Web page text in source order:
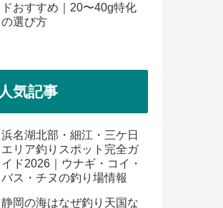
ドおすすめ｜20〜40g特化
の選び方
人気記事
浜名湖北部・細江・三ケ日
エリア釣りスポット完全ガ
イド2026｜ウナギ・コイ・
バス・チヌの釣り場情報
静岡の海はなぜ釣り天国な